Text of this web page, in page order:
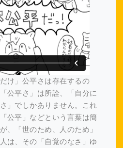
け」公平さは存在するの
公平さ」は所詮、「自分に
」でしかありません。これ
公平」などという言葉は簡
、「世のため、人のため」
は、その「自覚のなさ」ゆ